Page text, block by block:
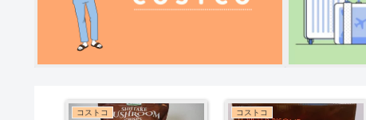
コストコ コストコ